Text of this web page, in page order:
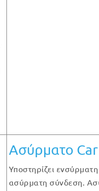
Ασύρματο
Υποστηρίζει
ασύρματη σύνδεση.